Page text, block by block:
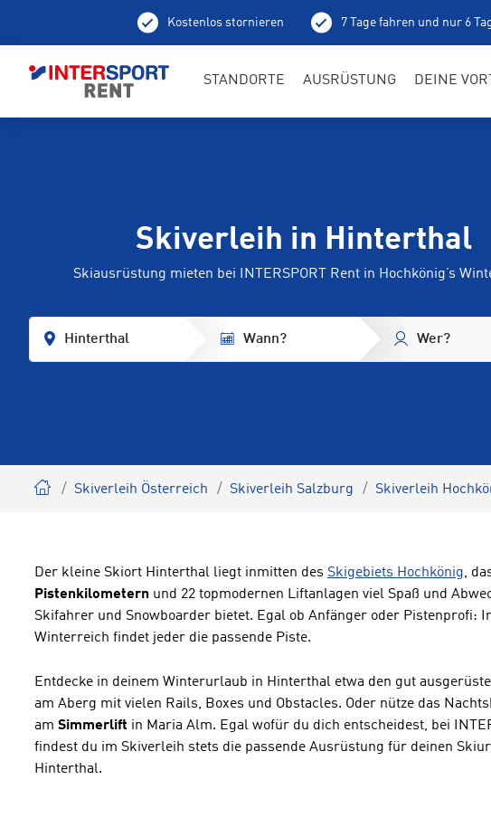
Kostenlos stornieren 7 Tage fahren und nur 6
STANDORTE AUSRÜSTUNG DEINE
Skiverleih in Hinterthal
Skiausrüstung mieten bei INTERSPORT Rent in Hochkönig’s
Hinterthal Wann? Wer?
Skiverleih Österreich Skiverleih Salzburg Skiverleih
Der kleine Skiort Hinterthal liegt inmitten des Skigebiets Hochkönig,
Pistenkilometern und 22 topmodernen Liftanlagen viel Spaß und
Skifahrer und Snowboarder bietet. Egal ob Anfänger oder Pistenprofi:
Winterreich findet jeder die passende Piste.
Entdecke in deinem Winterurlaub in Hinterthal etwa den gut
am Aberg mit vielen Rails, Boxes und Obstacles. Oder nütze das
am Simmerlift in Maria Alm. Egal wofür du dich entscheidest, bei
findest du im Skiverleih stets die passende Ausrüstung für deinen
Hinterthal.